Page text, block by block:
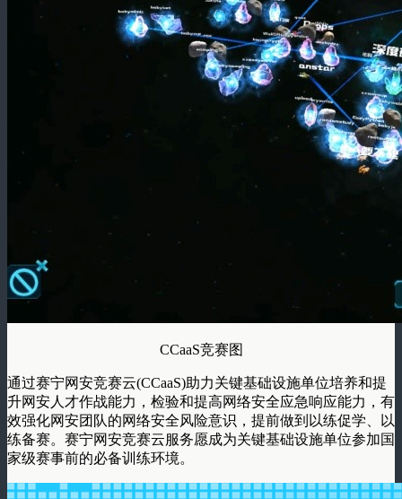
CCaaS竞赛图
通过赛宁网安竞赛云(CCaaS)助力关键基础设施单位培养和提
升网安人才作战能力，检验和提高网络安全应急响应能力，有
效强化网安团队的网络安全风险意识，提前做到以练促学、以
练备赛。赛宁网安竞赛云服务愿成为关键基础设施单位参加国
家级赛事前的必备训练环境。